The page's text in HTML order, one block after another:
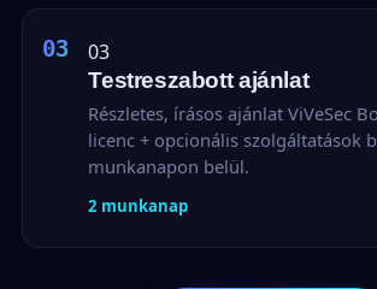
03
Testreszabott ajánlat
Részletes, írásos ajánlat ViVeSec
licenc + opcionális szolgáltatások
munkanapon belül.
2 munkanap